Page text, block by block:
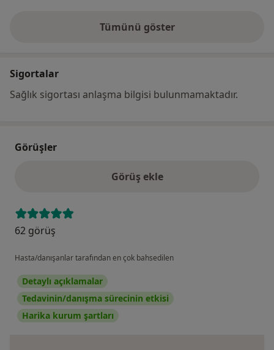
Tümünü göster
adres hakkında
Sigortalar
Sağlık sigortası anlaşma bilgisi bulunmamaktadır.
Görüşler
Görüş ekle
62 görüş
Hasta/danışanlar tarafından en çok bahsedilen
Detaylı açıklamalar
Tedavinin/danışma sürecinin etkisi
Harika kurum şartları